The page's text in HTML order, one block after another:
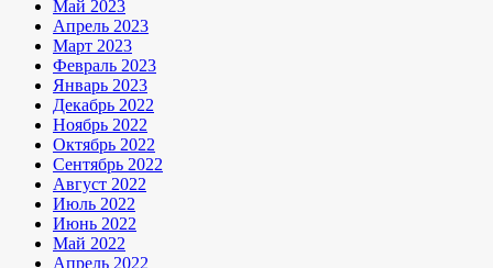
Май 2023
Апрель 2023
Март 2023
Февраль 2023
Январь 2023
Декабрь 2022
Ноябрь 2022
Октябрь 2022
Сентябрь 2022
Август 2022
Июль 2022
Июнь 2022
Май 2022
Апрель 2022